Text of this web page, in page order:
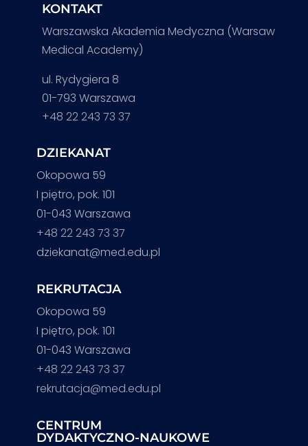
KONTAKT
Warszawska Akademia Medyczna (Warsaw
Medical Academy)
ul. Rydygiera 8
01-793 Warszawa
+48 22 243 73 37
DZIEKANAT
Okopowa 59
I piętro, pok. 101
01-043 Warszawa
+48 22 243 73 37
dziekanat@med.edu.pl
REKRUTACJA
Okopowa 59
I piętro, pok. 101
01-043 Warszawa
+48 22 243 73 37
rekrutacja@med.edu.pl
CENTRUM
DYDAKTYCZNO-NAUKOWE